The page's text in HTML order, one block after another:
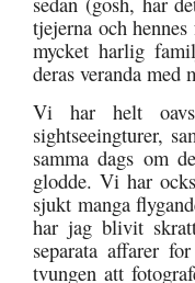
tjejerna och
mycket harlig
deras veranda med
Vi har helt
sightseeingturer,
samma dags om
glodde. Vi har
sjukt manga
har jag blivit
separata affarer
tvungen att